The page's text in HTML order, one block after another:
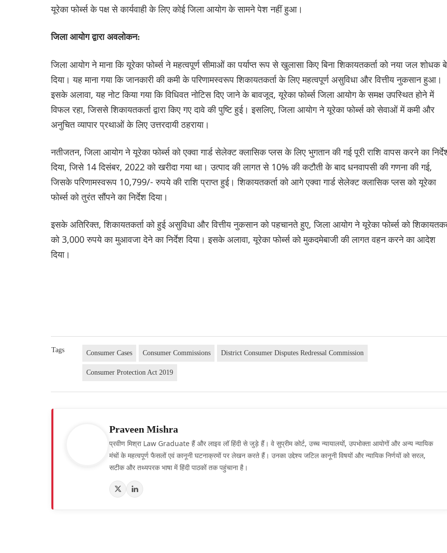
यूरेका फोर्ब्स के पक्ष से कार्यवाही के लिए कोई जिला आयोग के सामने पेश नहीं हुआ।
जिला आयोग द्वारा अवलोकन:
जिला आयोग ने माना कि यूरेका फोर्ब्स ने महत्वपूर्ण सीमाओं का पर्याप्त रूप से खुलासा किए बिना शिकायतकर्ता को नया जल शोधक
दिया। यह माना गया कि जानकारी की कमी के परिणामस्वरूप शिकायतकर्ता के लिए महत्वपूर्ण असुविधा और वित्तीय नुकसान हुआ।
इसके अलावा, यह नोट किया गया कि विधिवत नोटिस दिए जाने के बावजूद, यूरेका फोर्ब्स जिला आयोग के समक्ष उपस्थित होने में
विफल रहा, जिससे शिकायतकर्ता द्वारा किए गए दावे की पुष्टि हुई। इसलिए, जिला आयोग ने यूरेका फोर्ब्स को सेवाओं में कमी और
अनुचित व्यापार प्रथाओं के लिए उत्तरदायी ठहराया।
नतीजतन, जिला आयोग ने यूरेका फोर्ब्स को एक्वा गार्ड सेलेक्ट क्लासिक प्लस के लिए भुगतान की गई पूरी राशि वापस करने का
दिया, जिसे 14 दिसंबर, 2022 को खरीदा गया था। उत्पाद की लागत से 10% की कटौती के बाद धनवापसी की गणना की गई,
जिसके परिणामस्वरूप 10,799/- रुपये की राशि प्राप्त हुई। शिकायतकर्ता को आगे एक्वा गार्ड सेलेक्ट क्लासिक प्लस को यूरेका
फोर्ब्स को तुरंत सौंपने का निर्देश दिया।
इसके अतिरिक्त, शिकायतकर्ता को हुई असुविधा और वित्तीय नुकसान को पहचानते हुए, जिला आयोग ने यूरेका फोर्ब्स को
को 3,000 रुपये का मुआवजा देने का निर्देश दिया। इसके अलावा, यूरेका फोर्ब्स को मुकदमेबाजी की लागत वहन करने का आदेश
दिया।
Tags Consumer Cases Consumer Commissions District Consumer Disputes Redressal Commission
Consumer Protection Act 2019
Praveen Mishra
प्रवीण मिश्रा Law Graduate हैं और लाइव लॉ हिंदी से जुड़े हैं। वे सुप्रीम कोर्ट, उच्च न्यायालयों, उपभोक्ता आयोगों और अन्य न्यायिक
मंचों के महत्वपूर्ण फैसलों एवं कानूनी घटनाक्रमों पर लेखन करते हैं। उनका उद्देश्य जटिल कानूनी विषयों और न्यायिक निर्णयों को सरल,
सटीक और तथ्यपरक भाषा में हिंदी पाठकों तक पहुंचाना है।